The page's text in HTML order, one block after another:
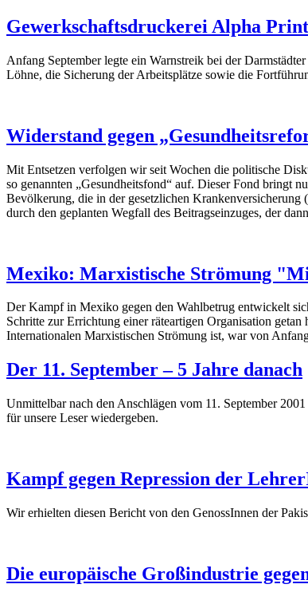
Gewerkschaftsdruckerei Alpha
Anfang September legte ein Warnstreik bei der
Löhne, die Sicherung der Arbeitsplätze sowie die
Widerstand gegen
Mit Entsetzen verfolgen wir seit Wochen die politische
so genannten „Gesundheitsfond“ auf. Dieser Fond bringt
Bevölkerung, die in der gesetzlichen
durch den geplanten Wegfall des Beitragseinzuges, der
Mexiko: Marxistische Strömung
Der Kampf in Mexiko gegen den Wahlbetrug entwickelt
Schritte zur Errichtung einer räteartigen Organisation
Internationalen Marxistischen Strömung ist, war von
Der 11. September – 5 Jahre danach
Unmittelbar nach den Anschlägen vom 11. September
für unsere Leser wiedergeben.
Kampf gegen Repression der
Wir erhielten diesen Bericht von den GenossInnen der
Die europäische Großindustrie